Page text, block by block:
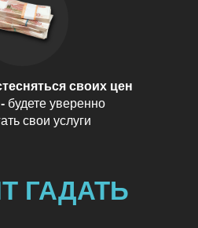
своих цен
будете уверенно
свои услуги
ГАДАТЬ